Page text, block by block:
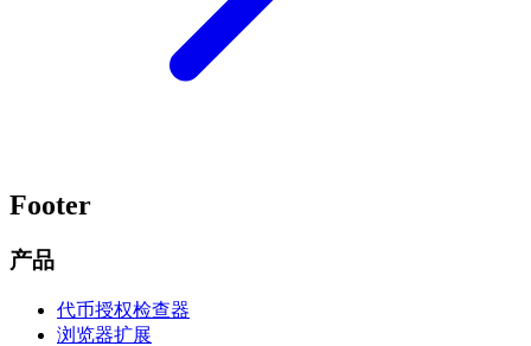
Footer
产品
代币授权检查器
浏览器扩展